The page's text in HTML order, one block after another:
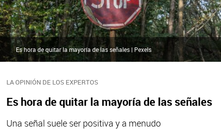
LA OPINIÓN DE LOS EXPERTOS
Es hora de quitar la mayoría de las señales
Una señal suele ser positiva y a menudo
Es hora de quitar la mayoría de las señales | Pexels